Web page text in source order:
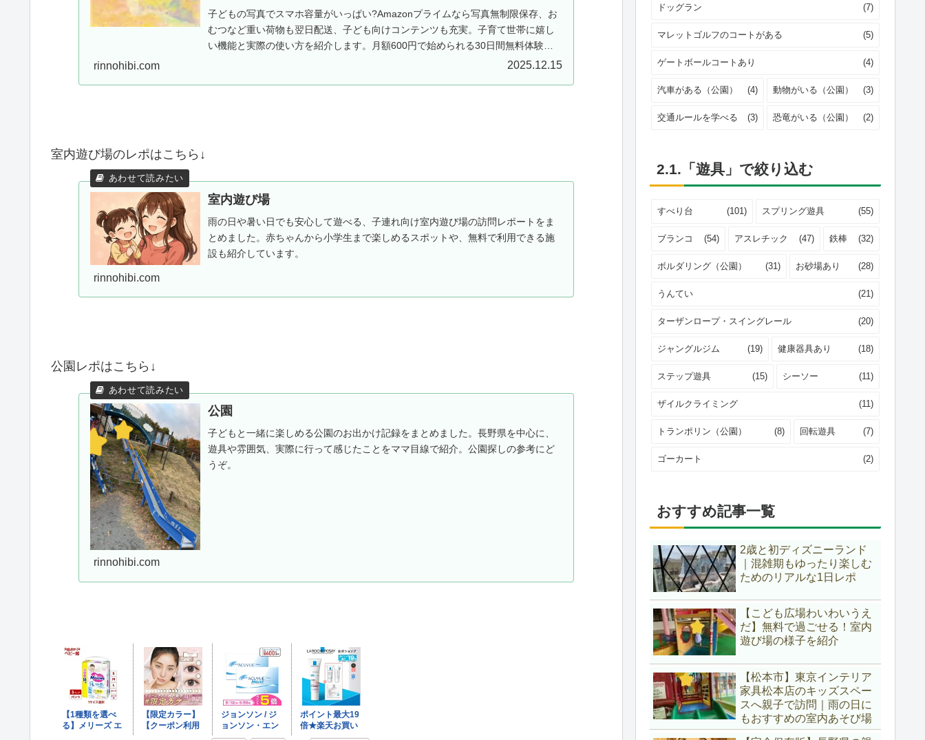
子どもの写真でスマホ容量がいっぱい?Amazonプライムなら写真無制限保存、お
むつなど重い荷物も翌日配送、子ども向けコンテンツも充実。子育て世帯に嬉し
い機能と実際の使い方を紹介します。月額600円で始められる30日間無料体験実
rinnohibi.com 2025.12.15
室内遊び場のレポはこちら↓
室内遊び場
雨の日や暑い日でも安心して遊べる、子連れ向け室内遊び場の訪問レポートをま
とめました。赤ちゃんから小学生まで楽しめるスポットや、無料で利用できる施
設も紹介しています。
rinnohibi.com
公園レポはこちら↓
公園
子どもと一緒に楽しめる公園のお出かけ記録をまとめました。長野県を中心に、
遊具や雰囲気、実際に行って感じたことをママ目線で紹介。公園探しの参考にど
うぞ。
rinnohibi.com
ドッグラン (7)
マレットゴルフのコートがある (5)
ゲートボールコートあり (4)
汽車がある（公園） (4) 動物がいる（公園） (3)
交通ルールを学べる (3) 恐竜がいる（公園） (2)
2.1.「遊具」で絞り込む
すべり台 (101) スプリング遊具 (55)
ブランコ (54) アスレチック (47) 鉄棒 (32)
ボルダリング（公園） (31) お砂場あり (28)
うんてい (21)
ターザンロープ・スイングレール (20)
ジャングルジム (19) 健康器具あり (18)
ステップ遊具 (15) シーソー (11)
ザイルクライミング (11)
トランポリン（公園） (8) 回転遊具 (7)
ゴーカート (2)
おすすめ記事一覧
2歳と初ディズニーランド
｜混雑期もゆったり楽しむ
ためのリアルな1日レポ
【こども広場わいわいうえ
だ】無料で過ごせる！室内
遊び場の様子を紹介
【松本市】東京インテリア
家具松本店のキッズスペー
スへ親子で訪問｜雨の日に
もおすすめの室内あそび場